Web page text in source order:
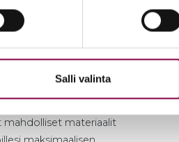
Salli valinta
Ei hätää, tämä johtuu
pyrkii viilentämään
kasvaa ja kerää
huolimatta kaikille
mahdolliset materiaalit